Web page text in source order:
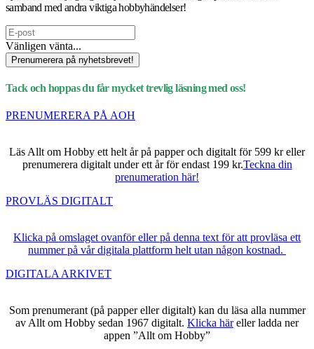
samband med andra viktiga hobbyhändelser!
Vänligen vänta...
Prenumerera på nyhetsbrevet!
Tack och hoppas du får mycket trevlig läsning med oss!
PRENUMERERA PÅ AOH
Läs Allt om Hobby ett helt år på papper och digitalt för 599 kr eller
prenumerera digitalt under ett år för endast 199 kr.Teckna din
prenumeration här!
PROVLÄS DIGITALT
Klicka på omslaget ovanför eller på denna text för att provläsa ett
nummer på vår digitala plattform helt utan någon kostnad.
DIGITALA ARKIVET
Som prenumerant (på papper eller digitalt) kan du läsa alla nummer
av Allt om Hobby sedan 1967 digitalt. Klicka häreller ladda ner
appen ”Allt om Hobby”